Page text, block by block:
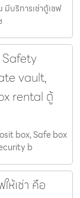
บริการเช่าตู้เซฟ
Safety
vault,
rental ตู้
box, Safe box
b
ห้เช่า คือ